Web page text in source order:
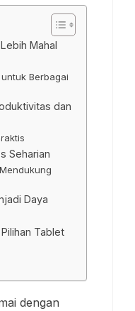
Mahal
Berbagai
dan
Seharian
Daya
Tablet
dengan